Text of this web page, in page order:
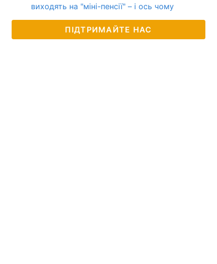
виходять на "міні-пенсії" – і ось чому
ПІДТРИМАЙТЕ НАС